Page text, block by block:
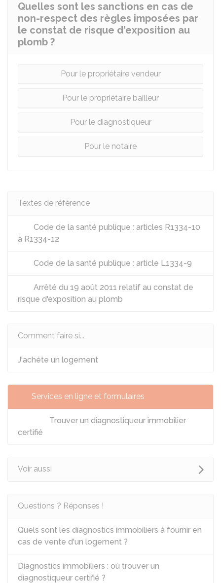
Quelles sont les sanctions en cas de
non-respect des règles imposées par
le constat de risque d'exposition au
plomb ?
Pour le propriétaire vendeur
Pour le propriétaire bailleur
Pour le diagnostiqueur
Pour le notaire
Textes de référence
Code de la santé publique : articles R1334-10
à R1334-12
Code de la santé publique : article L1334-9
Arrêté du 19 août 2011 relatif au constat de
risque d'exposition au plomb
Comment faire si...
J'achète un logement
Services en ligne et formulaires
Trouver un diagnostiqueur immobilier
certifié
Voir aussi
Questions ? Réponses !
Quels sont les diagnostics immobiliers à fournir en
cas de vente d'un logement ?
Diagnostics immobiliers : où trouver un
diagnostiqueur certifié ?